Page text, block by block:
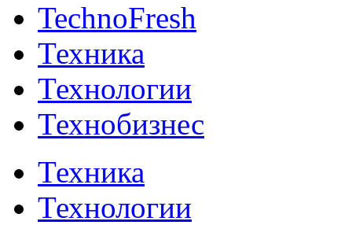
TechnoFresh
Техника
Технологии
Технобизнес
Техника
Технологии